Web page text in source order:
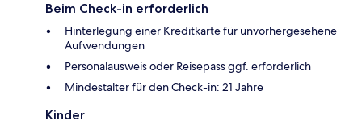
Beim Check-in erforderlich
Hinterlegung einer Kreditkarte für unvorhergesehene
Aufwendungen
Personalausweis oder Reisepass ggf. erforderlich
Mindestalter für den Check-in: 21 Jahre
Kinder